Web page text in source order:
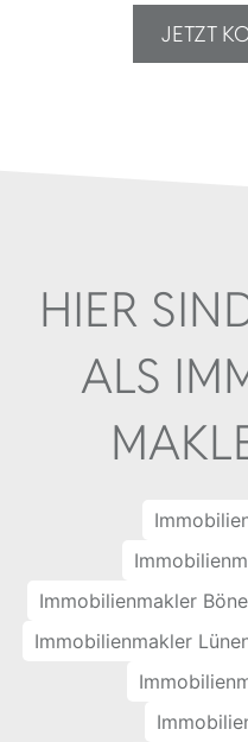
JETZT
HIER
ALS
Immobilienmakler
Immobilienmakler